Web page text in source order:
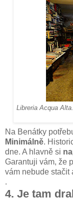
Libreria Acqua
Na Benátky
Minimálně.
dne. A hlavně si
Garantuji vám, že
vám nebude stačit
.
4. Je tam